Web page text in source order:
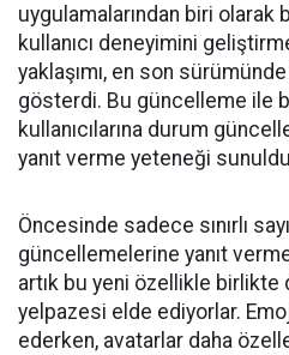
uygulamalarından biri olarak
kullanıcı deneyimini
yaklaşımı, en son
gösterdi. Bu güncelleme ile
kullanıcılarına durum
yanıt verme yeteneği
Öncesinde sadece sınırlı
güncellemelerine yanıt
artık bu yeni özellikle birlikte
yelpazesi elde ediyorlar.
ederken, avatarlar daha